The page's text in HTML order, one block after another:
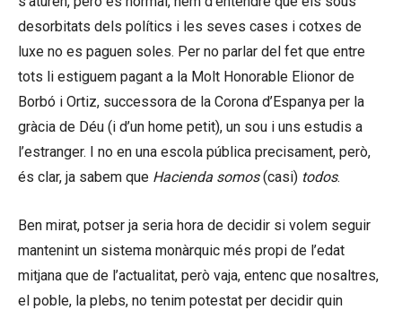
desorbitats dels polítics i les seves cases i cotxes de
luxe no es paguen soles. Per no parlar del fet que entre
tots li estiguem pagant a la Molt Honorable Elionor de
Borbó i Ortiz, successora de la Corona d’Espanya per la
gràcia de Déu (i d’un home petit), un sou i uns estudis a
l’estranger. I no en una escola pública precisament, però,
és clar, ja sabem que Hacienda somos(casi) todos.
Ben mirat, potser ja seria hora de decidir si volem seguir
mantenint un sistema monàrquic més propi de l’edat
mitjana que de l’actualitat, però vaja, entenc que nosaltres,
el poble, la plebs, no tenim potestat per decidir quin